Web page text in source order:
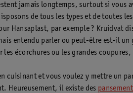
jamais longtemps, surtout si vous
de tous les types et de toutes
Hansaplast, par exemple ? Kruidvat
entendu parler ou peut-être est-il
écorchures ou les grandes coupures,
cuisinant et vous voulez y mettre un
Heureusement, il existe des